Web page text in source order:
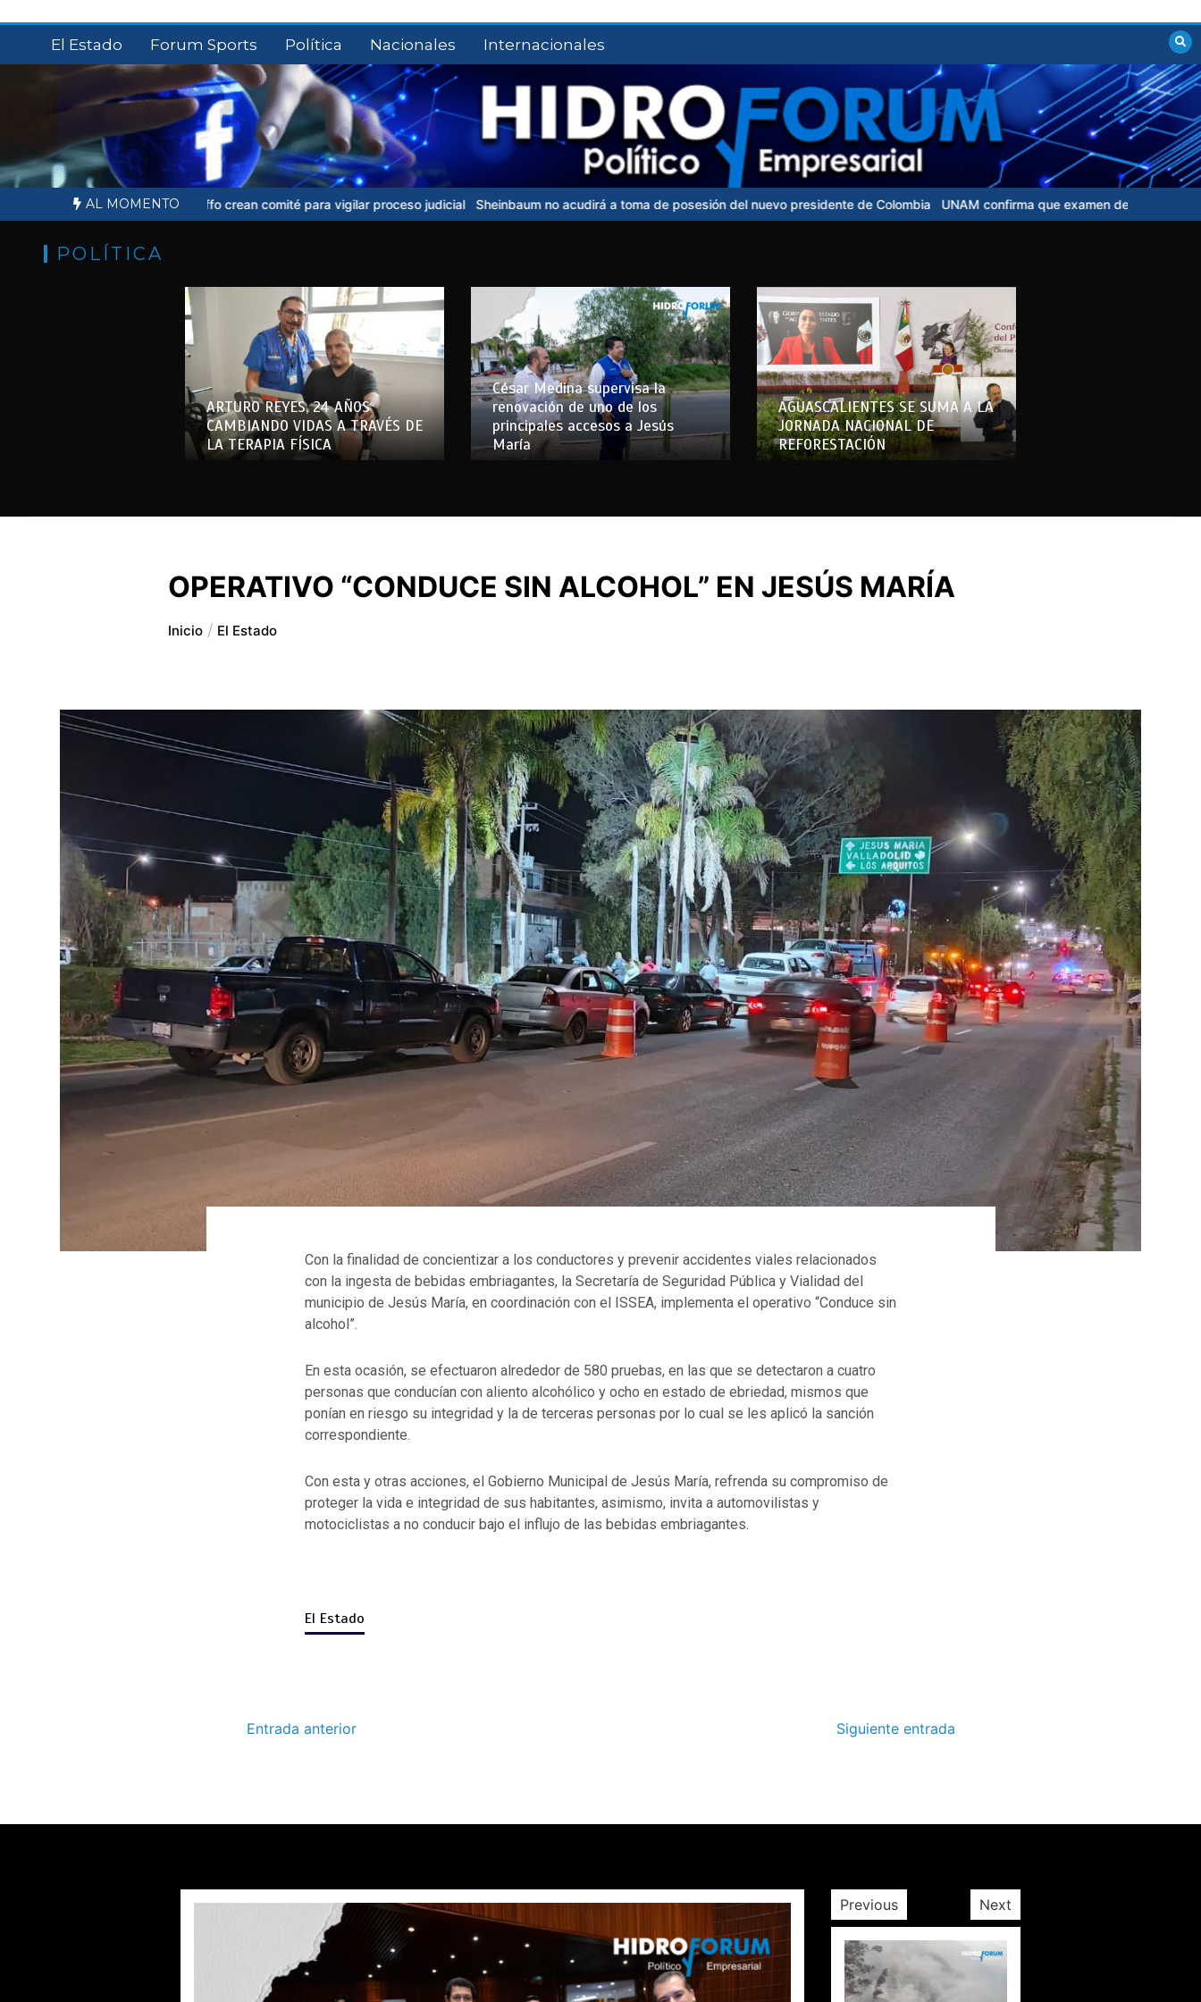
contenidoEl Estado Forum Sports Política Nacionales Internacionales
AL MOMENTO
de Ernesto Ruffo crean comité para vigilar proceso judicial Sheinbaum no acudirá a toma de posesión del nuevo presidente de Colombia UNAM confirma que examen de control para aspirantes no
POLÍTICA
ARTURO REYES, 24 AÑOS
CAMBIANDO VIDAS A TRAVÉS DE
LA TERAPIA FÍSICA
César Medina supervisa la
renovación de uno de los
principales accesos a Jesús
María
AGUASCALIENTES SE SUMA A LA
JORNADA NACIONAL DE
REFORESTACIÓN
OPERATIVO “CONDUCE SIN ALCOHOL” EN JESÚS MARÍA
Inicio El Estado
Con la finalidad de concientizar a los conductores y prevenir accidentes viales relacionados
con la ingesta de bebidas embriagantes, la Secretaría de Seguridad Pública y Vialidad del
municipio de Jesús María, en coordinación con el ISSEA, implementa el operativo “Conduce sin
alcohol”.
En esta ocasión, se efectuaron alrededor de 580 pruebas, en las que se detectaron a cuatro
personas que conducían con aliento alcohólico y ocho en estado de ebriedad, mismos que
ponían en riesgo su integridad y la de terceras personas por lo cual se les aplicó la sanción
correspondiente.
Con esta y otras acciones, el Gobierno Municipal de Jesús María, refrenda su compromiso de
proteger la vida e integridad de sus habitantes, asimismo, invita a automovilistas y
motociclistas a no conducir bajo el influjo de las bebidas embriagantes.
El Estado
Entrada anterior Siguiente entrada
Previous Next